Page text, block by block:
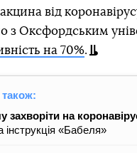
від
з Оксфордським
на 70%.
захворіти на
інструкція «Бабеля»